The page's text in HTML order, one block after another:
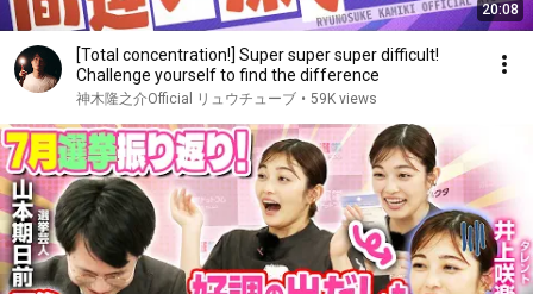
20:08
[Total concentration!] Super super super difficult!
Challenge yourself to find the difference
神木隆之介Official リュウチューブ • 59K views